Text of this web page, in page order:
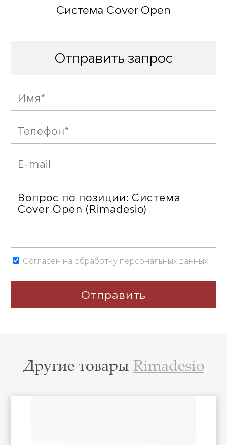
Система Cover Open
Отправить запрос
Согласен на обработку персональных данных
Другие товары Rimadesio